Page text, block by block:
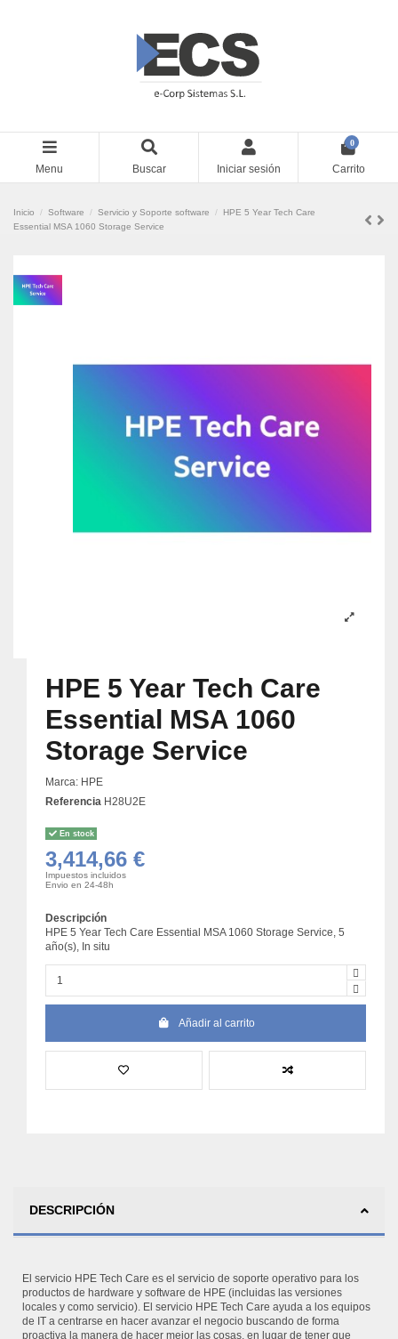
Menu Buscar Iniciar sesión
0
Carrito
Inicio Software Servicio y Soporte software
HPE 5 Year Tech Care
Essential MSA 1060 Storage Service
HPE 5 Year Tech Care
Essential MSA 1060
Storage Service
Marca: HPE
Referencia H28U2E
En stock
3,414,66 €
Impuestos incluidos
Envio en 24-48h
Descripción
HPE 5 Year Tech Care Essential MSA 1060 Storage Service, 5
año(s), In situ
Añadir al carrito
DESCRIPCIÓN
El servicio HPE Tech Care es el servicio de soporte operativo para los
productos de hardware y software de HPE (incluidas las versiones
locales y como servicio). El servicio HPE Tech Care ayuda a los equipos
de IT a centrarse en hacer avanzar el negocio buscando de forma
proactiva la manera de hacer mejor las cosas, en lugar de tener que